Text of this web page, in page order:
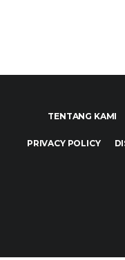
TENTANG KAMI
PRIVACY POLICY